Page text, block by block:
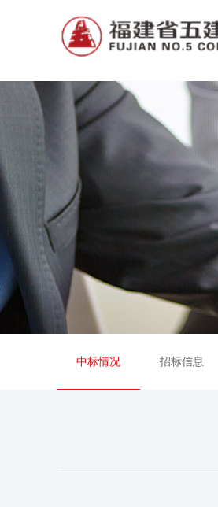
中标情况 招标信息